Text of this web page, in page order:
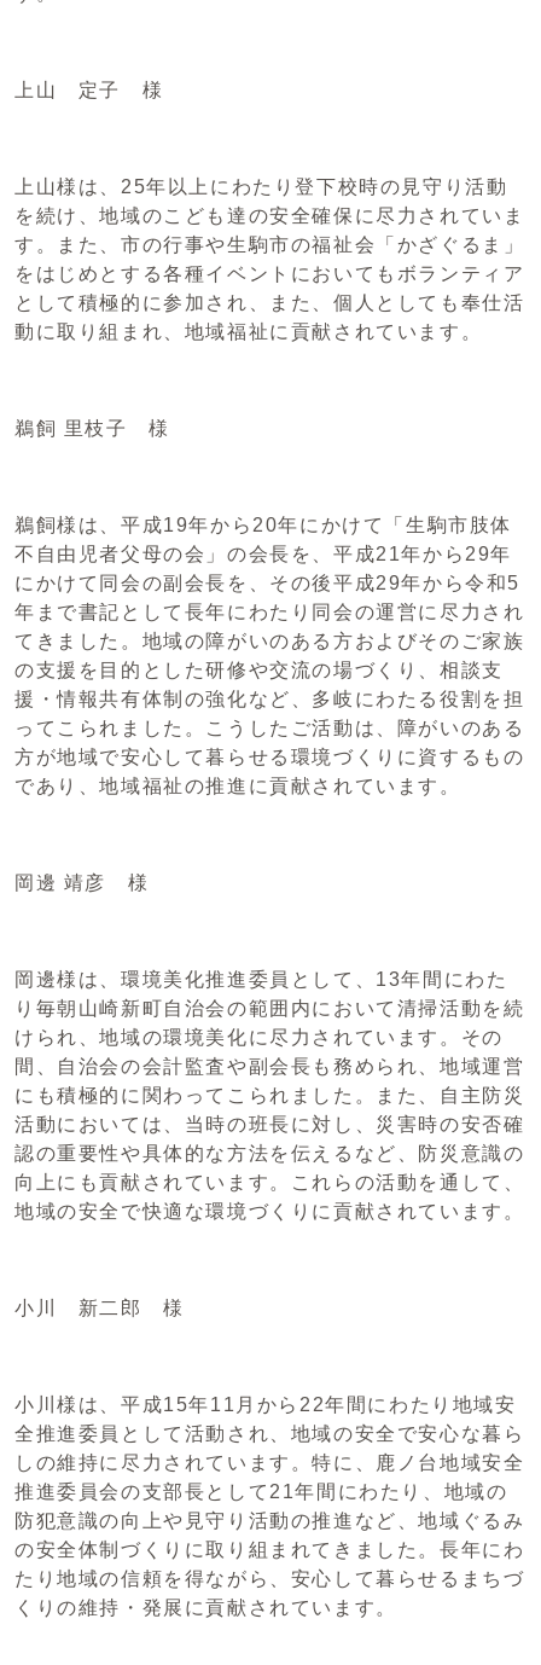
上山 定子 様
上山様は、25年以上にわたり登下校時の見守り活動
を続け、地域のこども達の安全確保に尽力されていま
す。また、市の行事や生駒市の福祉会「かざぐるま」
をはじめとする各種イベントにおいてもボランティア
として積極的に参加され、また、個人としても奉仕活
動に取り組まれ、地域福祉に貢献されています。
鵜飼 里枝子 様
鵜飼様は、平成19年から20年にかけて「生駒市肢体
不自由児者父母の会」の会長を、平成21年から29年
にかけて同会の副会長を、その後平成29年から令和5
年まで書記として長年にわたり同会の運営に尽力され
てきました。地域の障がいのある方およびそのご家族
の支援を目的とした研修や交流の場づくり、相談支
援・情報共有体制の強化など、多岐にわたる役割を担
ってこられました。こうしたご活動は、障がいのある
方が地域で安心して暮らせる環境づくりに資するもの
であり、地域福祉の推進に貢献されています。
岡邊 靖彦 様
岡邊様は、環境美化推進委員として、13年間にわた
り毎朝山崎新町自治会の範囲内において清掃活動を続
けられ、地域の環境美化に尽力されています。その
間、自治会の会計監査や副会長も務められ、地域運営
にも積極的に関わってこられました。また、自主防災
活動においては、当時の班長に対し、災害時の安否確
認の重要性や具体的な方法を伝えるなど、防災意識の
向上にも貢献されています。これらの活動を通して、
地域の安全で快適な環境づくりに貢献されています。
小川 新二郎 様
小川様は、平成15年11月から22年間にわたり地域安
全推進委員として活動され、地域の安全で安心な暮ら
しの維持に尽力されています。特に、鹿ノ台地域安全
推進委員会の支部長として21年間にわたり、地域の
防犯意識の向上や見守り活動の推進など、地域ぐるみ
の安全体制づくりに取り組まれてきました。長年にわ
たり地域の信頼を得ながら、安心して暮らせるまちづ
くりの維持・発展に貢献されています。